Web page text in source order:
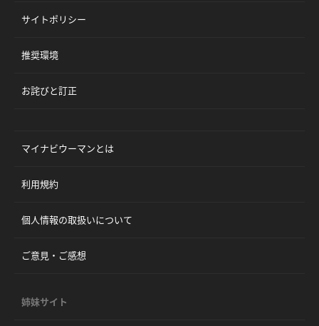
サイトポリシー
推奨環境
お詫びと訂正
マイナビウーマンとは
利用規約
個人情報の取扱いについて
ご意見・ご感想
姉妹サイト